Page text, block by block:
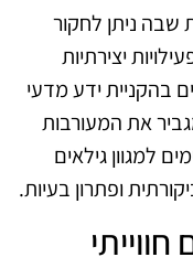
שבה ניתן לחקור
יצירתיות
בהקניית ידע מדעי
את המעורבות
למגוון גילאים
ופתרון בעיות.